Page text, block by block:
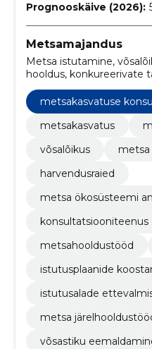
Prognooskäive (2026):
Metsamajandus
Metsa istutamine,
hooldus, konkureerivate
Metsa hindamine,
müügiarvete haldamine,
korraldamine, mikro- ja
metsakasvatuse
metsakasvatus
võsalõikus
metsa
harvendusraied
metsa ökosüsteemi
konsultatsiooniteenus
metsahooldustööd
istutusplaanide
istutusalade
metsa
võsastiku